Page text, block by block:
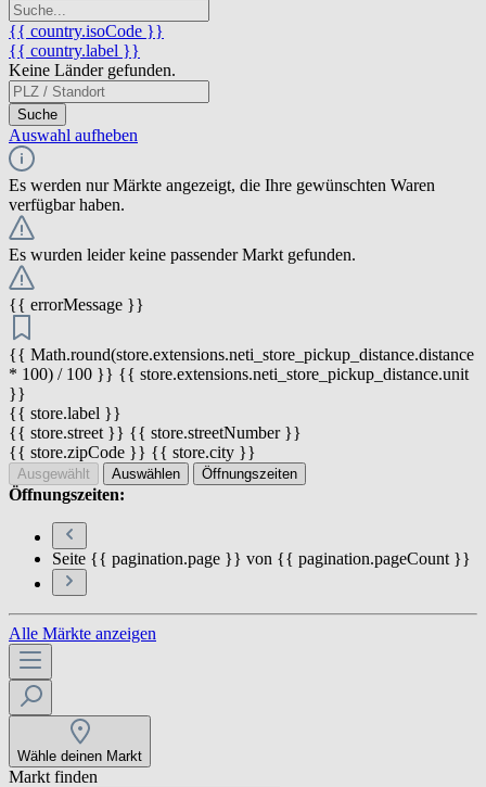
{{ country.isoCode }}
{{ country.label }}
Keine Länder gefunden.
Suche
Auswahl aufheben
Es werden nur Märkte angezeigt, die Ihre gewünschten Waren
verfügbar haben.
Es wurden leider keine passender Markt gefunden.
{{ errorMessage }}
{{ Math.round(store.extensions.neti_store_pickup_distance.distance
* 100) / 100 }} {{ store.extensions.neti_store_pickup_distance.unit
}}
{{ store.label }}
{{ store.street }} {{ store.streetNumber }}
{{ store.zipCode }} {{ store.city }}
Ausgewählt Auswählen Öffnungszeiten
Öffnungszeiten:
Seite {{ pagination.page }} von {{ pagination.pageCount }}
Alle Märkte anzeigen
Wähle deinen Markt
Markt finden